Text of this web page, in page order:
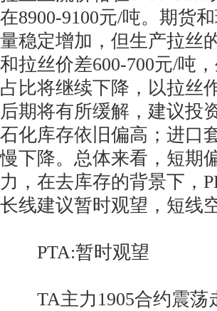
在8900-9100元/吨。期货
量稳定增加，但生产拉丝
和拉丝价差600-700元/吨
占比将继续下降，以拉丝
后期将有所缓解，建议投
石化库存依旧偏高；进口
慢下降。总体来看，短期
力，在去库存的背景下，
长线建议暂时观望，短线
PTA:暂时观望
TA主力1905合约震荡